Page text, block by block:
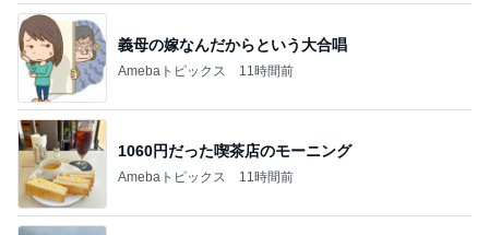
義母の嫁なんだからという大合唱
Amebaトピックス 11時間前
1060円だった喫茶店のモーニング
Amebaトピックス 11時間前